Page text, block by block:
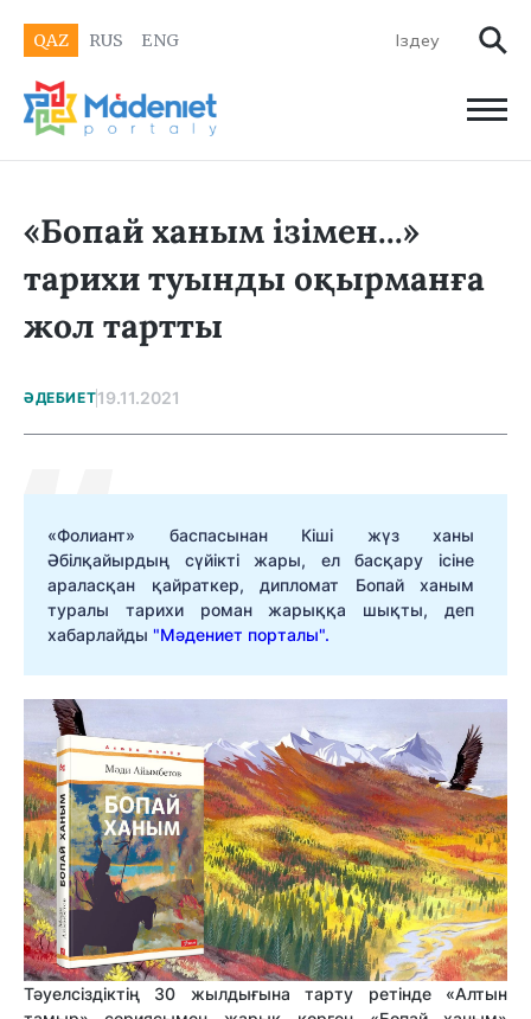
QAZ RUS ENG
«Бопай ханым ізімен...»
тарихи туынды оқырманға
жол тартты
ӘДЕБИЕТ19.11.2021
«Фолиант» баспасынан Кіші жүз ханы
Әбілқайырдың сүйікті жары, ел басқару ісіне
араласқан қайраткер, дипломат Бопай ханым
туралы тарихи роман жарыққа шықты, деп
хабарлайды "Мәдениет порталы".
Тәуелсіздіктің 30 жылдығына тарту ретінде «Алтын